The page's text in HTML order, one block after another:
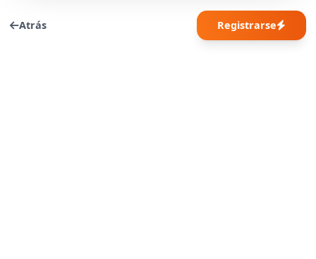
Atrás Registrarse